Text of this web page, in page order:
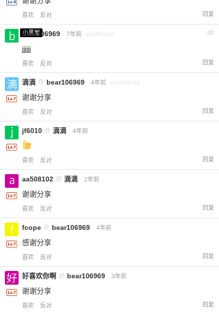
喜欢 反对 回复
小黑屋
bear106969 7年前 via iPhone 2
jjjjjj
喜欢 反对 回复
滴滴 @ bear106969 4年前 via Android
谢谢分享
喜欢 反对 回复
jf6010 @ 滴滴 4年前
喜欢 反对 回复
aa508102 @ 滴滴 2年前
谢谢分享
喜欢 反对 回复
fcope @ bear106969 4年前
感谢分享
喜欢 反对 回复
好喜欢你啊 @ bear106969 3年前
谢谢分享
喜欢 反对 回复